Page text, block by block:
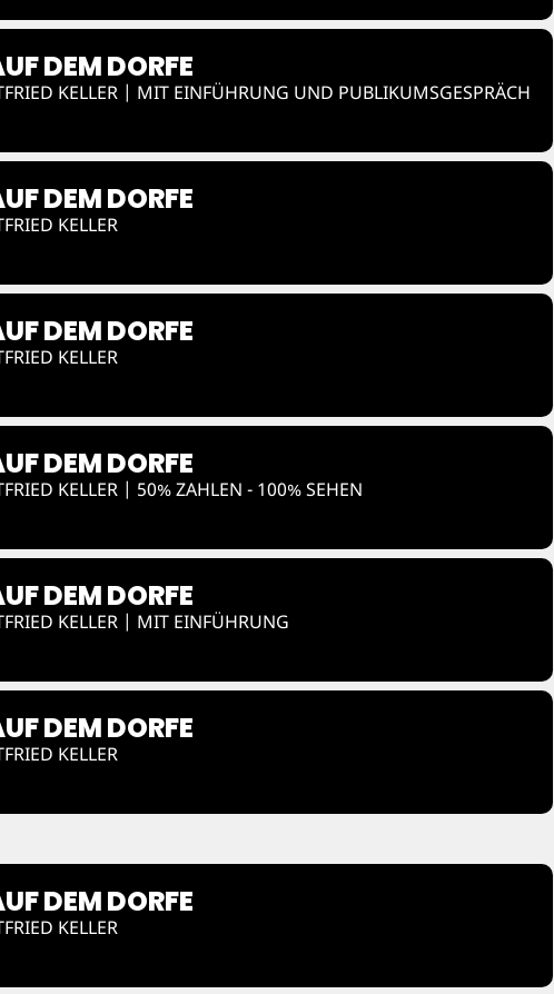
DEM DORFE
KELLER | MIT EINFÜHRUNG UND PUBLIKUMSGESPRÄCH
DEM DORFE
KELLER
DEM DORFE
KELLER
DEM DORFE
KELLER | 50% ZAHLEN - 100% SEHEN
DEM DORFE
KELLER | MIT EINFÜHRUNG
DEM DORFE
KELLER
DEM DORFE
KELLER